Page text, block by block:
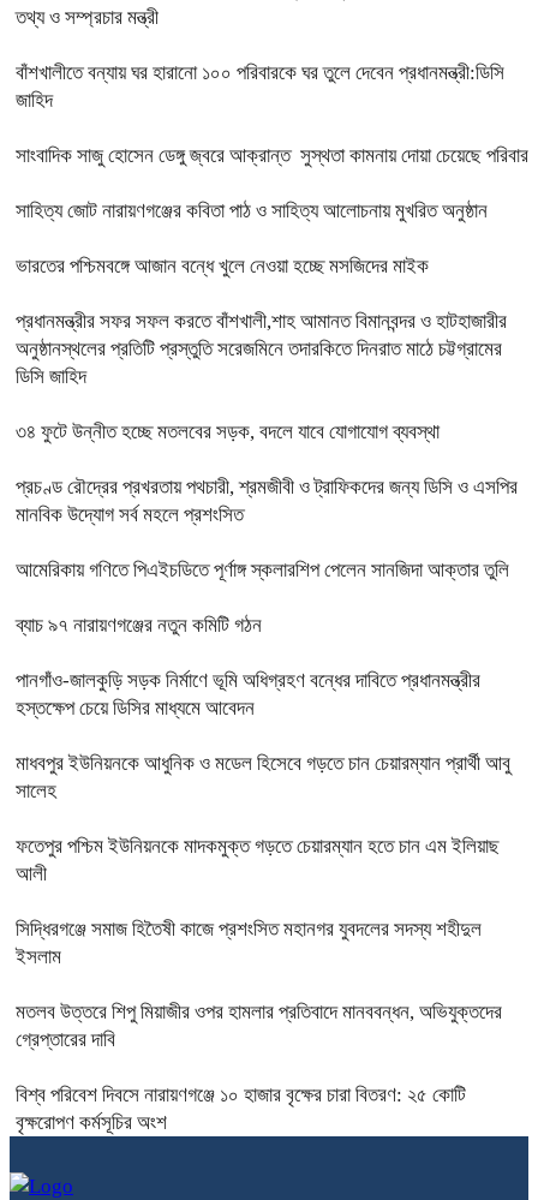
তথ্য ও সম্প্রচার মন্ত্রী
বাঁশখালীতে বন্যায় ঘর হারানো ১০০ পরিবারকে ঘর তুলে দেবেন প্রধানমন্ত্রী:ডিসি
জাহিদ
সাংবাদিক সাজু হোসেন ডেঙ্গু জ্বরে আক্রান্ত সুস্থতা কামনায় দোয়া চেয়েছে পরিবার
সাহিত্য জোট নারায়ণগঞ্জের কবিতা পাঠ ও সাহিত্য আলোচনায় মুখরিত অনুষ্ঠান
ভারতের পশ্চিমবঙ্গে আজান বন্ধে খুলে নেওয়া হচ্ছে মসজিদের মাইক
প্রধানমন্ত্রীর সফর সফল করতে বাঁশখালী,শাহ আমানত বিমানবন্দর ও হাটহাজারীর
অনুষ্ঠানস্থলের প্রতিটি প্রস্তুতি সরেজমিনে তদারকিতে দিনরাত মাঠে চট্টগ্রামের
ডিসি জাহিদ
৩৪ ফুটে উন্নীত হচ্ছে মতলবের সড়ক, বদলে যাবে যোগাযোগ ব্যবস্থা
প্রচণ্ড রৌদ্রের প্রখরতায় পথচারী, শ্রমজীবী ও ট্রাফিকদের জন্য ডিসি ও এসপির
মানবিক উদ্যোগ সর্ব মহলে প্রশংসিত
আমেরিকায় গণিতে পিএইচডিতে পূর্ণাঙ্গ স্কলারশিপ পেলেন সানজিদা আক্তার তুলি
ব্যাচ ৯৭ নারায়ণগঞ্জের নতুন কমিটি গঠন
পানগাঁও-জালকুড়ি সড়ক নির্মাণে ভূমি অধিগ্রহণ বন্ধের দাবিতে প্রধানমন্ত্রীর
হস্তক্ষেপ চেয়ে ডিসির মাধ্যমে আবেদন
মাধবপুর ইউনিয়নকে আধুনিক ও মডেল হিসেবে গড়তে চান চেয়ারম্যান প্রার্থী আবু
সালেহ
ফতেপুর পশ্চিম ইউনিয়নকে মাদকমুক্ত গড়তে চেয়ারম্যান হতে চান এম ইলিয়াছ
আলী
সিদ্ধিরগঞ্জে‌ সমাজ হিতৈষী কাজে প্রশংসিত মহানগর যুবদলের সদস্য শহীদুল
ইসলাম
মতলব উত্তরে শিপু মিয়াজীর ওপর হামলার প্রতিবাদে মানববন্ধন, অভিযুক্তদের
গ্রেপ্তারের দাবি
বিশ্ব পরিবেশ দিবসে নারায়ণগঞ্জে ১০ হাজার বৃক্ষের চারা বিতরণ: ২৫ কোটি
বৃক্ষরোপণ কর্মসূচির অংশ